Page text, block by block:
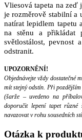
Vliesová tapeta na
je rozměrově stabilní a
natírat lepidlem tapetu
na stěnu a přikládat
světlostálost, pevnost
odstranit.
UPOZORNĚNÍ!
Objednávejte vždy dostatečné
mít stejný odstín. Při
(šarže – uvedeno na
doporučit lepení tapet různé
navazovat v rohu sousedních
Otázka k